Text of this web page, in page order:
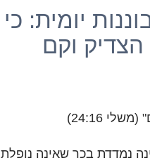
יומית: כי
וקם
24:16)
נמדדת בכך שאינה נופלת